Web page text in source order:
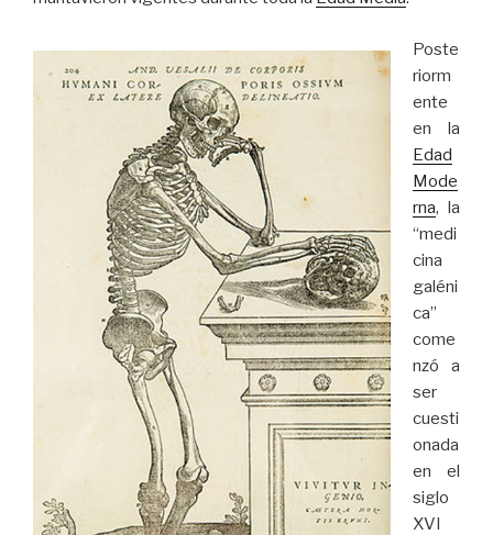
Poste
riorm
ente
en la
Edad
Mode
rna, la
“medi
cina
galéni
ca”
come
nzó a
ser
cuesti
onada
en el
siglo
XVI